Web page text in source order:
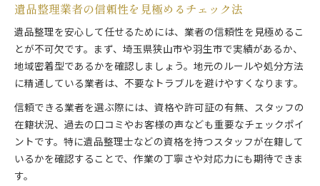
遺品整理業者の信頼性を見極めるチェック法
遺品整理を安心して任せるためには、業者の信頼性を見極めるこ
とが不可欠です。まず、埼玉県狭山市や羽生市で実績があるか、
地域密着型であるかを確認しましょう。地元のルールや処分方法
に精通している業者は、不要なトラブルを避けやすくなります。
信頼できる業者を選ぶ際には、資格や許可証の有無、スタッフの
在籍状況、過去の口コミやお客様の声なども重要なチェックポイ
ントです。特に遺品整理士などの資格を持つスタッフが在籍して
いるかを確認することで、作業の丁寧さや対応力にも期待できま
す。